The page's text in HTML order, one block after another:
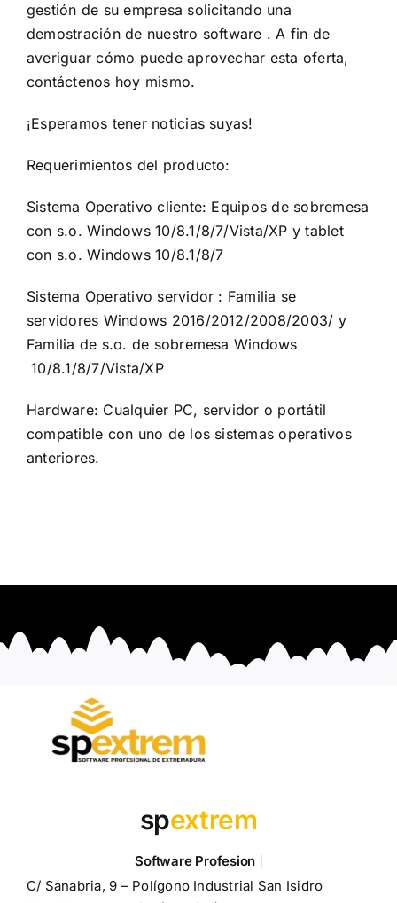
gestión de su empresa solicitando una
demostración de nuestro software . A fin de
averiguar cómo puede aprovechar esta oferta,
contáctenos hoy mismo.
¡Esperamos tener noticias suyas!
Requerimientos del producto:
Sistema Operativo cliente: Equipos de sobremesa
con s.o. Windows 10/8.1/8/7/Vista/XP y tablet
con s.o. Windows 10/8.1/8/7
Sistema Operativo servidor : Familia se
servidores Windows 2016/2012/2008/2003/ y
Familia de s.o. de sobremesa Windows
10/8.1/8/7/Vista/XP
Hardware: Cualquier PC, servidor o portátil
compatible con uno de los sistemas operativos
anteriores.
spextrem
C/ Sanabria, 9 – Polígono Industrial San Isidro